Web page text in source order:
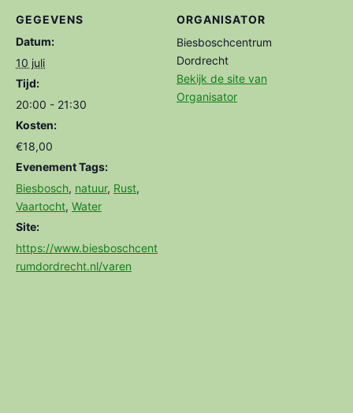
GEGEVENS
Datum:
10 juli
Tijd:
20:00 - 21:30
Kosten:
€18,00
Evenement Tags:
Biesbosch, natuur, Rust,
Vaartocht, Water
Site:
https://www.biesboschcent
rumdordrecht.nl/varen
ORGANISATOR
Biesboschcentrum
Dordrecht
Bekijk de site van
Organisator